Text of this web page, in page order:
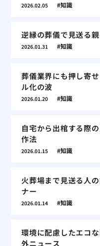
2026.02.05 知識
逆縁の葬儀で見送る
2026.01.31 知識
葬儀業界にも押し寄
ル化の波
2026.01.20 知識
自宅から出棺する際
作法
2026.01.15 知識
火葬場まで見送る人
ナー
2026.01.14 知識
環境に配慮したエコ
外ニュース